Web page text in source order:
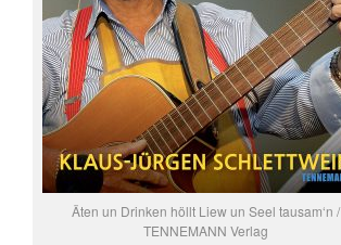
Äten un Drinken höllt Liew un Seel tausam‘n /
TENNEMANN Verlag